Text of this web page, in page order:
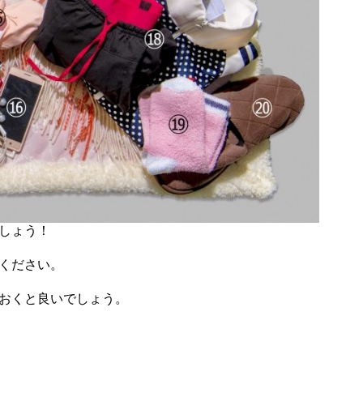
しょう！
ださい。
くと良いでしょう。